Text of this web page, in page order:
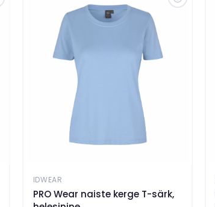
IDWEAR
PRO Wear naiste kerge T-särk,